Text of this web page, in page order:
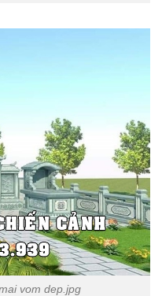
vom dep.jpg